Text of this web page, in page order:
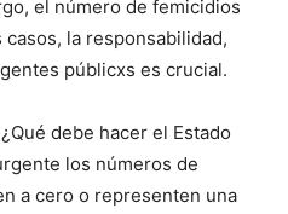
el número de femicidios
la responsabilidad,
públicxs es crucial.
debe hacer el Estado
los números de
a cero o representen una